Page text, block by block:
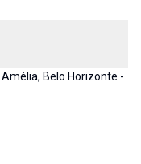
Belo Horizonte -